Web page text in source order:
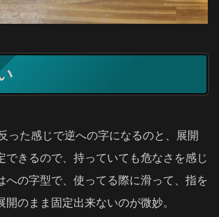
った感じで逆への字になるのと、展開
できるので、持っていても危なさを感じ
への字型で、使ってる際に滑って、指を
開のまま固定出来ないのが微妙。